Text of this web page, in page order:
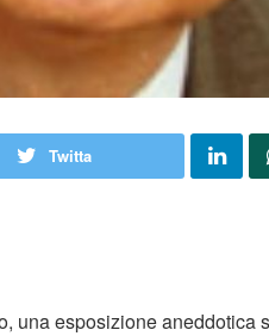
Twitta
una esposizione aneddotica